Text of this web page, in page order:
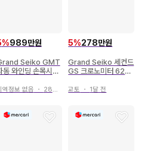
%989만원
Seiko GMT
동 와인딩 손목시계
역정보 없음 ・ 28일 전
5%278만원
Grand Seiko 세컨드
GS 크로노미터 624
교토 ・ 1달 전